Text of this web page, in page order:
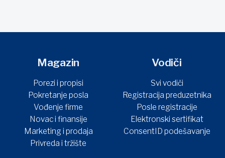
Magazin
Porezi i propisi
Pokretanje posla
Vođenje firme
Novac i finansije
Marketing i prodaja
Privreda i tržište
Vodiči
Svi vodiči
Registracija preduzetnika
Posle registracije
Elektronski sertifikat
ConsentID podešavanje